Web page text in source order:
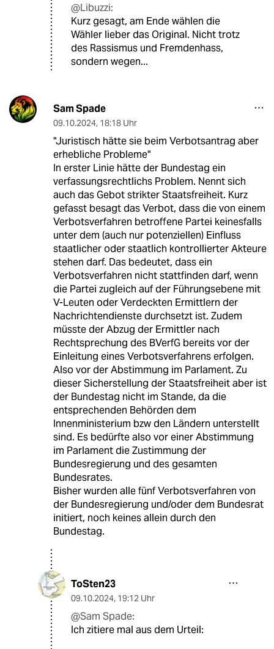
@Libuzzi:
Kurz gesagt, am Ende wählen die
Wähler lieber das Original. Nicht trotz
des Rassismus und Fremdenhass,
sondern wegen...
Sam Spade
09.10.2024, 18:18 Uhr
"Juristisch hätte sie beim Verbotsantrag aber
erhebliche Probleme"
In erster Linie hätte der Bundestag ein
verfassungsrechtlichs Problem. Nennt sich
auch das Gebot strikter Staatsfreiheit. Kurz
gefasst besagt das Verbot, dass die von einem
Verbotsverfahren betroffene Partei keinesfalls
unter dem (auch nur potenziellen) Einfluss
staatlicher oder staatlich kontrollierter Akteure
stehen darf. Das bedeutet, dass ein
Verbotsverfahren nicht stattfinden darf, wenn
die Partei zugleich auf der Führungsebene mit
V-Leuten oder Verdeckten Ermittlern der
Nachrichtendienste durchsetzt ist. Zudem
müsste der Abzug der Ermittler nach
Rechtsprechung des BVerfG bereits vor der
Einleitung eines Verbotsverfahrens erfolgen.
Also vor der Abstimmung im Parlament. Zu
dieser Sicherstellung der Staatsfreiheit aber ist
der Bundestag nicht im Stande, da die
entsprechenden Behörden dem
Innenministerium bzw den Ländern unterstellt
sind. Es bedürfte also vor einer Abstimmung
im Parlament die Zustimmung der
Bundesregierung und des gesamten
Bundesrates.
Bisher wurden alle fünf Verbotsverfahren von
der Bundesregierung und/oder dem Bundesrat
initiert, noch keines allein durch den
Bundestag.
ToSten23
09.10.2024, 19:12 Uhr
@Sam Spade:
Ich zitiere mal aus dem Urteil: